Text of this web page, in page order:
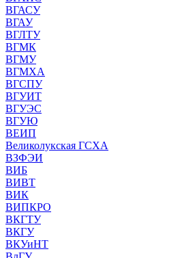
ВГАСУ
ВГАУ
ВГЛТУ
ВГМК
ВГМУ
ВГМХА
ВГСПУ
ВГУИТ
ВГУЭС
ВГУЮ
ВЕИП
Великолукская ГСХА
ВЗФЭИ
ВИБ
ВИВТ
ВИК
ВИПКРО
ВКГТУ
ВКГУ
ВКУиНТ